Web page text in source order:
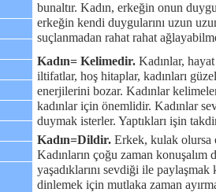
bunaltır. Kadın, erkeğin onun
erkeğin kendi duygularını uzun
suçlanmadan rahat rahat
Kadın= Kelimedir. Kadınlar,
iltifatlar, hoş hitaplar, kadınları
enerjilerini bozar. Kadınlar
kadınlar için önemlidir. Kadınlar
duymak isterler. Yaptıkları işin
Kadın=Dildir. Erkek, kulak olursa
Kadınların çoğu zaman
yaşadıklarını sevdiği ile paylaşmak
dinlemek için mutlaka zaman